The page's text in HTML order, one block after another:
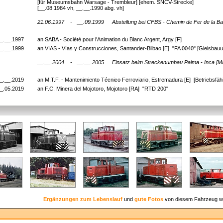
[für Museumsbahn Warsage - Trembleur] [ehem. SNCV-Strecke]
[__.08.1984 vh, __.__.1990 abg. vh]
21.06.1997 - __.09.1999 Abstellung bei CFBS - Chemin de Fer de la
an SABA - Société pour l'Animation du Blanc Argent, Argy [F]
an VIAS - Vías y Construcciones, Santander-Bilbao [E] "FA 0040"
__.__.2004 - __.__.2005 Einsatz beim Streckenumbau Palma - Inca
an M.T.F. - Mantenimiento Técnico Ferroviario, Estremadura [E]
an F.C. Minera del Mojotoro, Mojotoro [RA] "RTD 200"
Ergänzungen zum Lebenslaufund gute Fotosvon diesem Fahrzeug